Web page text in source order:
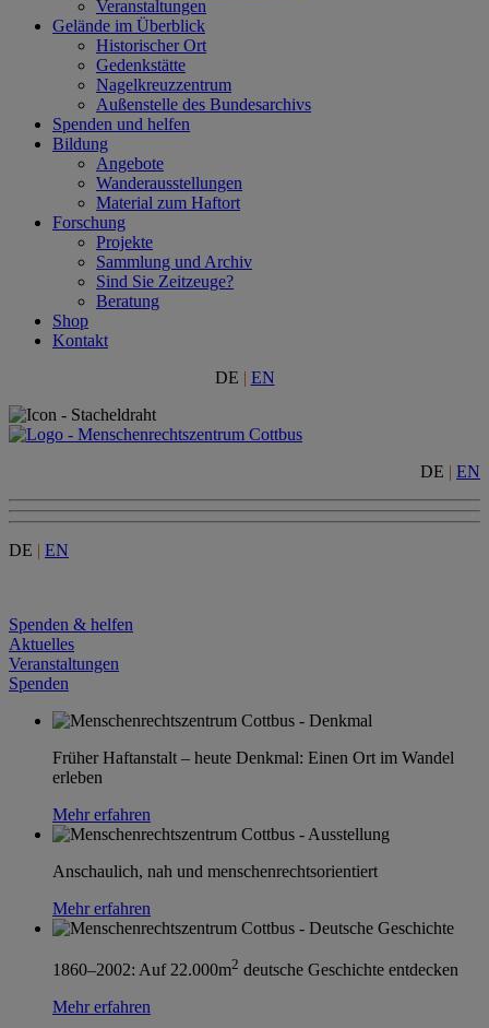
Veranstaltungen
Gelände im Überblick
Historischer Ort
Gedenkstätte
Nagelkreuzzentrum
Außenstelle des Bundesarchivs
Spenden und helfen
Bildung
Angebote
Wanderausstellungen
Material zum Haftort
Forschung
Projekte
Sammlung und Archiv
Sind Sie Zeitzeuge?
Beratung
Shop
Kontakt
DE | EN
DE | EN
DE | EN
Spenden & helfen
Aktuelles
Veranstaltungen
Spenden
Früher Haftanstalt – heute Denkmal: Einen Ort im Wandel
erleben
Mehr erfahren
Anschaulich, nah und menschenrechtsorientiert
Mehr erfahren
1860–2002: Auf 22.000m2 deutsche Geschichte entdecken
Mehr erfahren